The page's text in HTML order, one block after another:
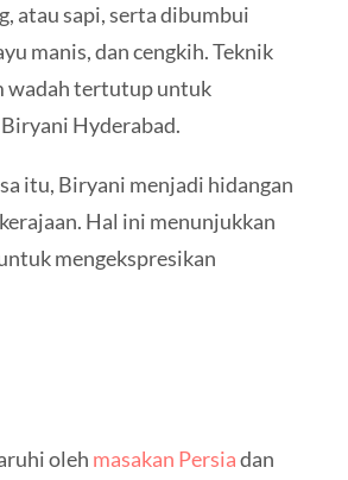
atau sapi, serta dibumbui
manis, dan cengkih. Teknik
wadah tertutup untuk
Hyderabad.
itu, Biryani menjadi hidangan
Hal ini menunjukkan
mengekspresikan
oleh masakan Persiadan